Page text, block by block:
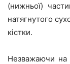
(нижньої)
натягнутого
кістки.
Незважаючи на